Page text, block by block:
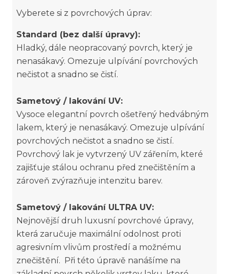
Vyberete si z povrchových úprav:
Standard (bez další úpravy):
Hladký, dále neopracovaný povrch, který je
nenasákavý. Omezuje ulpívání povrchových
nečistot a snadno se čistí.
Sametový / lakování UV:
Vysoce elegantní povrch ošetřený hedvábným
lakem, který je nenasákavý. Omezuje ulpívání
povrchových nečistot a snadno se čistí.
Povrchový lak je vytvrzený UV zářením, které
zajišťuje stálou ochranu před znečištěním a
zároveň zvýrazňuje intenzitu barev.
Sametový / lakování ULTRA UV:
Nejnovější druh luxusní povrchové úpravy,
která zaručuje maximální odolnost proti
agresivním vlivům prostředí a možnému
znečištění. Při této úpravě nanášíme na